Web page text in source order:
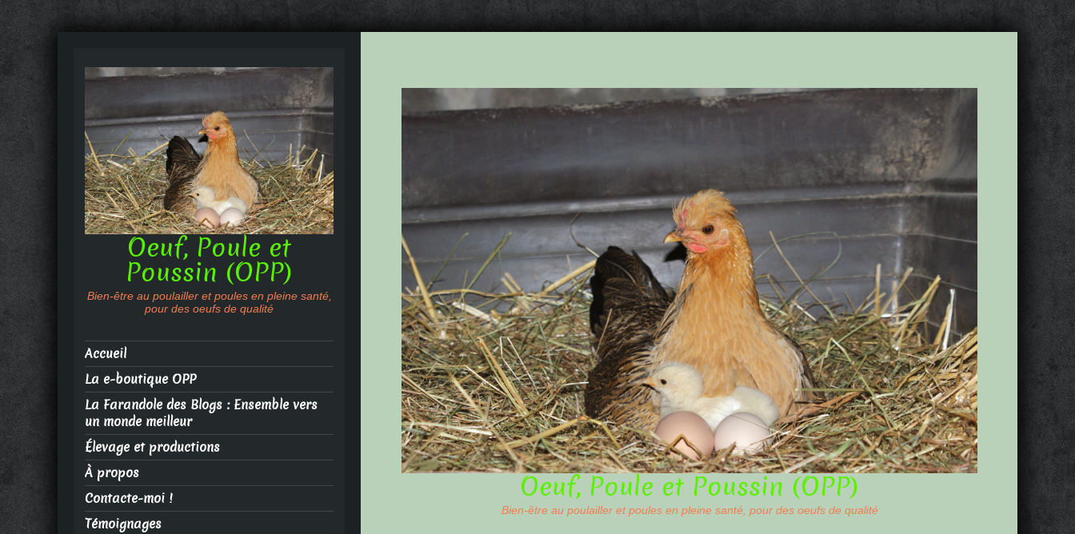
Oeuf, Poule et Poussin (OPP)
Bien-être au poulailler et poules en pleine santé, pour des oeufs de qualité
Oeuf, Poule et
Poussin (OPP)
Bien-être au poulailler et poules en pleine santé,
pour des oeufs de qualité
Accueil
La e-boutique OPP
La Farandole des Blogs : Ensemble vers
un monde meilleur
Élevage et productions
À propos
Contacte-moi !
Témoignages